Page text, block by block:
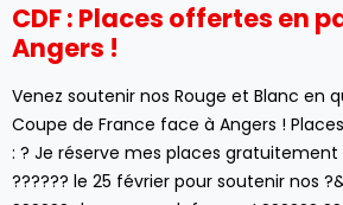
CDF : Places offertes en
Angers !
Venez soutenir nos Rouge et Blanc en
Coupe de France face à Angers !
: ? Je réserve mes places gratuitement
?????? le 25 février pour soutenir nos